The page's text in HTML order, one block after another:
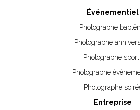
Événementiel
Photographe
Photographe
Photographe
Photographe
Photographe
Entreprise